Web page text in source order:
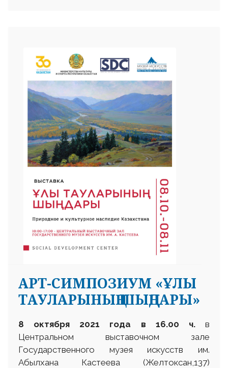
АРТ-СИМПОЗИУМ «ҰЛЫ
ТАУЛАРЫНЫҢ ШЫҢДАРЫ»
8 октября 2021 года в 16.00 ч.в
Центральном выставочном зале
Государственного музея искусств им.
Абылхана Кастеева (Желтоксан,137)